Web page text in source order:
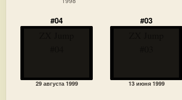
#04
29 августа 1999
#03
13 июня 1999